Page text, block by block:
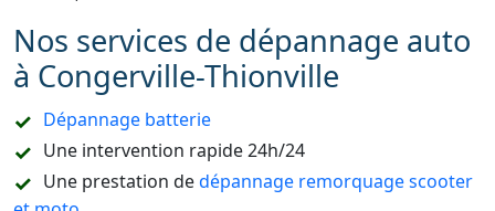
Nos services de dépannage auto
à Congerville-Thionville
Dépannage batterie
Une intervention rapide 24h/24
Une prestation dedépannage remorquage scooter